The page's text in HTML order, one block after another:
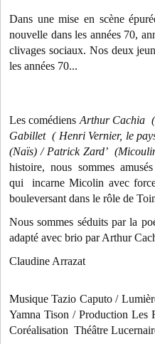
Dans une mise en scène
nouvelle dans les années 70,
clivages sociaux. Nos deux
les années 70...
Les comédiens Arthur Cachia
Gabillet ( Henri Vernier, le
(Naïs) / Patrick Zard’
histoire, nous sommes
qui incarne Micolin avec
bouleversant dans le rôle de
Nous sommes séduits par la
adapté avec brio par Arthur
Claudine Arrazat
Musique Tazio Caputo /
Yamna Tison / Production
Coréalisation Théâtre